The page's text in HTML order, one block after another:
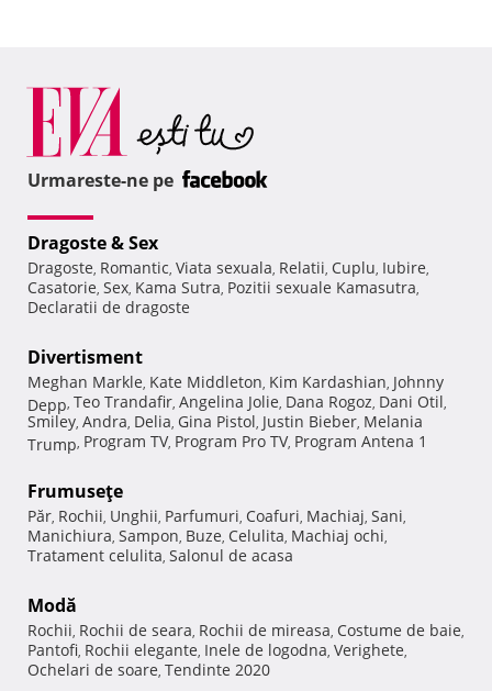
Urmareste-ne pe
Dragoste & Sex
Dragoste, Romantic, Viata sexuala, Relatii, Cuplu, Iubire,
Casatorie, Sex, Kama Sutra, Pozitii sexuale Kamasutra,
Declaratii de dragoste
Divertisment
Meghan Markle, Kate Middleton, Kim Kardashian, Johnny
Depp, Teo Trandafir, Angelina Jolie, Dana Rogoz, Dani Otil,
Smiley, Andra, Delia, Gina Pistol, Justin Bieber, Melania
Trump, Program TV, Program Pro TV, Program Antena 1
Frumuseţe
Păr, Rochii, Unghii, Parfumuri, Coafuri, Machiaj, Sani,
Manichiura, Sampon, Buze, Celulita, Machiaj ochi,
Tratament celulita, Salonul de acasa
Modă
Rochii, Rochii de seara, Rochii de mireasa, Costume de baie,
Pantofi, Rochii elegante, Inele de logodna, Verighete,
Ochelari de soare, Tendinte 2020